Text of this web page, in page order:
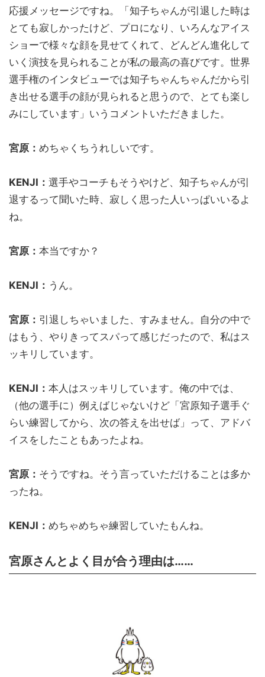
応援メッセージですね。「知子ちゃんが引退した時は
とても寂しかったけど、プロになり、いろんなアイス
ショーで様々な顔を見せてくれて、どんどん進化して
いく演技を見られることが私の最高の喜びです。世界
選手権のインタビューでは知子ちゃんちゃんだから引
き出せる選手の顔が見られると思うので、とても楽し
みにしています」いうコメントいただきました。
宮原： めちゃくちうれしいです。
KENJI： 選手やコーチもそうやけど、知子ちゃんが引
退するって聞いた時、寂しく思った人いっぱいいるよ
ね。
宮原： 本当ですか？
KENJI： うん。
宮原： 引退しちゃいました、すみません。自分の中で
はもう、やりきってスパって感じだったので、私はス
ッキリしています。
KENJI： 本人はスッキリしています。俺の中では、
（他の選手に）例えばじゃないけど「宮原知子選手ぐ
らい練習してから、次の答えを出せば」って、アドバ
イスをしたこともあったよね。
宮原： そうですね。そう言っていただけることは多か
ったね。
KENJI： めちゃめちゃ練習していたもんね。
宮原さんとよく目が合う理由は……